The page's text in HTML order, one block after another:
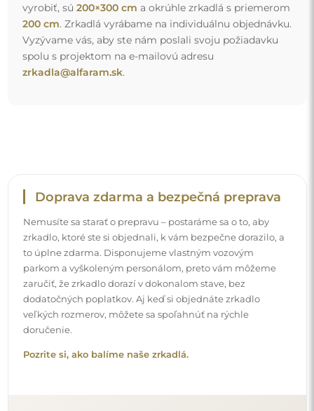
dodatočných poplatkov. Aj keď si objednáte zrkadlo
veľkých rozmerov, môžete sa spoľahnúť na rýchle
doručenie.
Pozrite si, ako balíme naše zrkadlá.
Jednoduchá montáž
Postaráme sa o výrobu a doručenie zrkadiel, zatiaľ čo
inštalácia je vo vašej zodpovednosti. Vzhľadom na
špecifiká každého priestoru neponúkame štandardné
hmoždinky alebo háčiky, ktoré najlepšie vyhovujú vašim